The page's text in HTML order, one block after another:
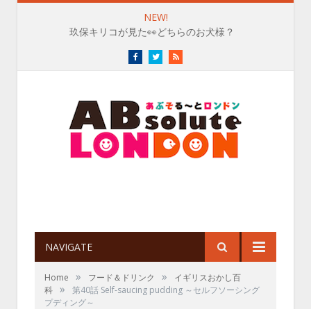
NEW!
玖保キリコが見た👀どちらのお犬様？
FacebookTwitterRSS
NAVIGATE
Home » フード＆ドリンク »
イギリスおかし百
科 »
第40話 Self-saucing pudding ～セルフソーシング
プディング～